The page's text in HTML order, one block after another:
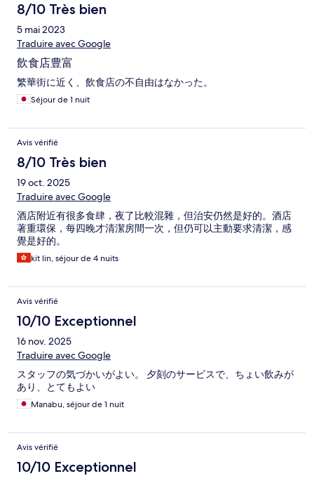
8/10 Très bien
5 mai 2023
Traduire avec Google
飲食店豊富
繁華街に近く、飲食店の不自由はなかった。
Séjour de 1 nuit
Avis vérifié
8/10 Très bien
19 oct. 2025
Traduire avec Google
酒店附近有很多食肆，夜了比較混雜，但治安仍然是好的。酒店
著重環保，每四晚才清潔房間一次，但仍可以主動要求清潔，感
覺是好的。
kit lin, séjour de 4 nuits
Avis vérifié
10/10 Exceptionnel
16 nov. 2025
Traduire avec Google
スタッフの気づかいがよい。 夕刻のサービスで、ちょい飲みが
あり、とてもよい
Manabu, séjour de 1 nuit
Avis vérifié
10/10 Exceptionnel